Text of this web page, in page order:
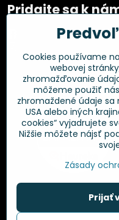
Pridajte sa k
Facebook
Overené
Cookies používame
webovej
zhromažďovanie
môžeme použiť
zhromaždené údaje sa
USA alebo iných
cookies“ vyjadrujete
Nižšie môžete nájsť
Zásady
Prijať